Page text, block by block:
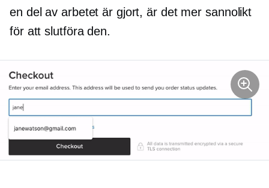
en del av arbetet är gjort, är det mer sannolikt
för att slutföra den.